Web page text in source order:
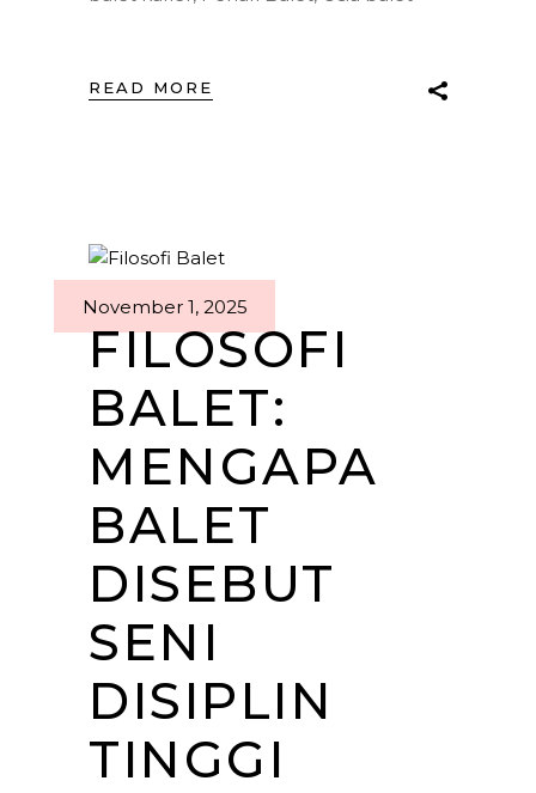
READ MORE
November 1, 2025
FILOSOFI
BALET:
MENGAPA
BALET
DISEBUT
SENI
DISIPLIN
TINGGI